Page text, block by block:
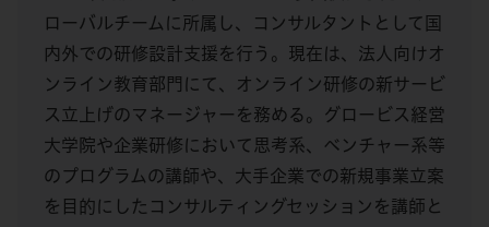
ローバルチームに所属し、コンサルタントとして国
内外での研修設計支援を行う。現在は、法人向けオ
ンライン教育部門にて、オンライン研修の新サービ
ス立上げのマネージャーを務める。グロービス経営
大学院や企業研修において思考系、ベンチャー系等
のプログラムの講師や、大手企業での新規事業立案
を目的にしたコンサルティングセッションを講師と